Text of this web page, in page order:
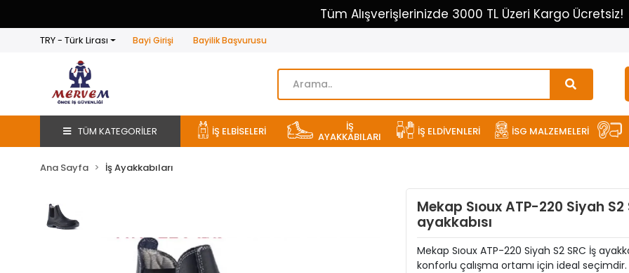
Tüm Alışverişlerinizde 3000 TL Üzeri Kargo Ücretsiz!
TRY - Türk Lirası Bayi Girişi Bayilik Başvurusu
TÜM KATEGORİLER İŞ ELBİSELERİ İŞ
AYAKKABILARI İŞ ELDİVENLERİ İSG MALZEMELERİ
Ana Sayfa İş Ayakkabıları
Mekap Sıoux ATP-220 Siyah S2
ayakkabısı
Mekap Sıoux ATP-220 Siyah S2 SRC İş
konforlu çalışma ortamı için ideal seçimdir.